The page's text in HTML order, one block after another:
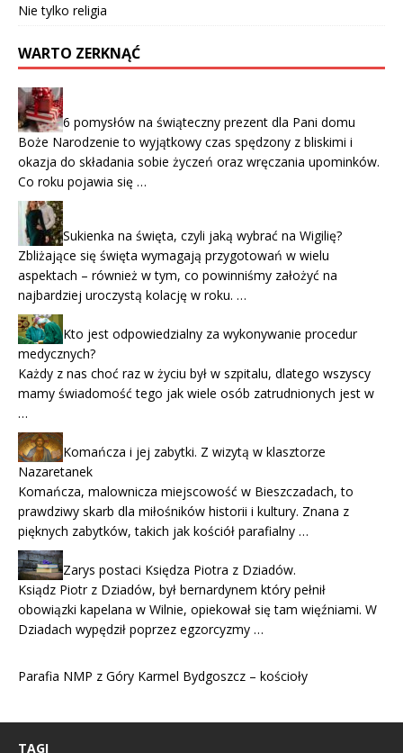
Nie tylko religia
WARTO ZERKNĄĆ
6 pomysłów na świąteczny prezent dla Pani domu
Boże Narodzenie to wyjątkowy czas spędzony z bliskimi i
okazja do składania sobie życzeń oraz wręczania upominków.
Co roku pojawia się …
Sukienka na święta, czyli jaką wybrać na Wigilię?
Zbliżające się święta wymagają przygotowań w wielu
aspektach – również w tym, co powinniśmy założyć na
najbardziej uroczystą kolację w roku. …
Kto jest odpowiedzialny za wykonywanie procedur
medycznych?
Każdy z nas choć raz w życiu był w szpitalu, dlatego wszyscy
mamy świadomość tego jak wiele osób zatrudnionych jest w
…
Komańcza i jej zabytki. Z wizytą w klasztorze
Nazaretanek
Komańcza, malownicza miejscowość w Bieszczadach, to
prawdziwy skarb dla miłośników historii i kultury. Znana z
pięknych zabytków, takich jak kościół parafialny …
Zarys postaci Księdza Piotra z Dziadów.
Ksiądz Piotr z Dziadów, był bernardynem który pełnił
obowiązki kapelana w Wilnie, opiekował się tam więźniami. W
Dziadach wypędził poprzez egzorcyzmy …
Parafia NMP z Góry Karmel Bydgoszcz – kościoły
TAGI